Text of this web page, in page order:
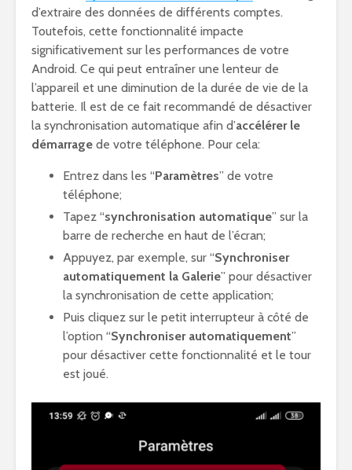
d’extraire des données de différents comptes.
Toutefois, cette fonctionnalité impacte
significativement sur les performances de votre
Android. Ce qui peut entraîner une lenteur de
l’appareil et une diminution de la durée de vie de la
batterie. Il est de ce fait recommandé de désactiver
la synchronisation automatique afin d’accélérer le
démarrage de votre téléphone. Pour cela:
Entrez dans les “Paramètres” de votre
téléphone;
Tapez “synchronisation automatique” sur la
barre de recherche en haut de l’écran;
Appuyez, par exemple, sur “Synchroniser
automatiquement la Galerie” pour désactiver
la synchronisation de cette application;
Puis cliquez sur le petit interrupteur à côté de
l’option “Synchroniser automatiquement”
pour désactiver cette fonctionnalité et le tour
est joué.